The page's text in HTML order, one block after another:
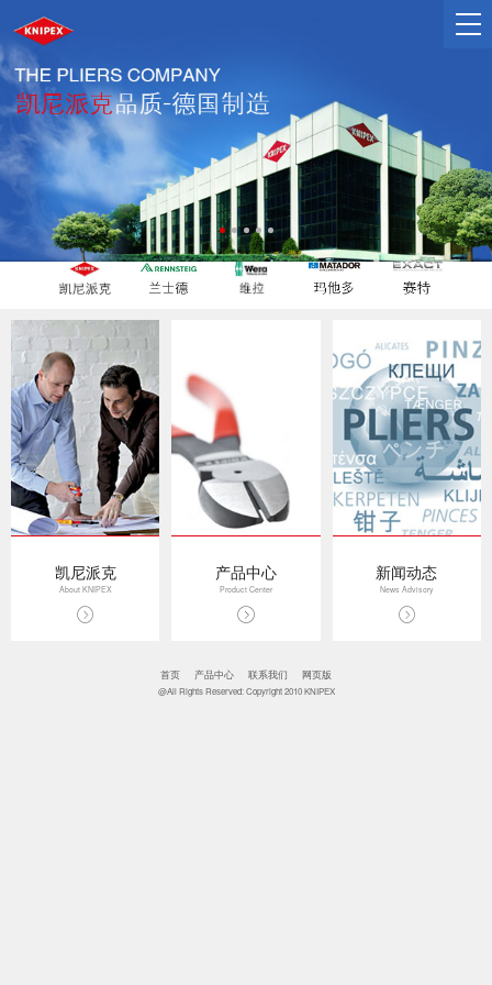
凯尼派克
About KNIPEX
产品中心
Product Center
新闻动态
News Advisory
首页 产品中心 联系我们 网页版
@All Rights Reserved: Copyright 2010 KNIPEX